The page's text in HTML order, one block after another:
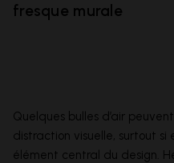
fresque murale
Quelques bulles d’air
distraction visuelle, surtout si
élément central du design.